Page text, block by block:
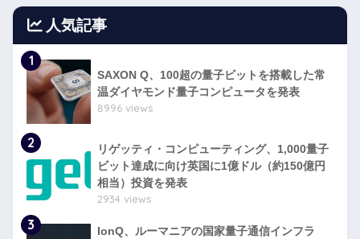
人気記事
1
SAXON Q、100超の量子ビットを搭載した常
温ダイヤモンド量子コンピュータを発表
8996 views
2
リゲッティ・コンピューティング、1,000量子
ビット達成に向け英国に1億ドル（約150億円
相当）投資を発表
2934 views
3
IonQ、ルーマニアの国家量子通信インフラ